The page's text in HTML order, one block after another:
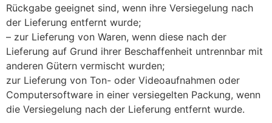
Rückgabe geeignet sind, wenn ihre Versiegelung nach
der Lieferung entfernt wurde;
– zur Lieferung von Waren, wenn diese nach der
Lieferung auf Grund ihrer Beschaffenheit untrennbar mit
anderen Gütern vermischt wurden;
zur Lieferung von Ton- oder Videoaufnahmen oder
Computersoftware in einer versiegelten Packung, wenn
die Versiegelung nach der Lieferung entfernt wurde.